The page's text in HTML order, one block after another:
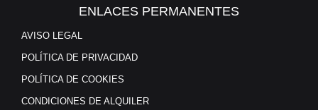
ENLACES PERMANENTES
AVISO LEGAL
POLÍTICA DE PRIVACIDAD
POLÍTICA DE COOKIES
CONDICIONES DE ALQUILER